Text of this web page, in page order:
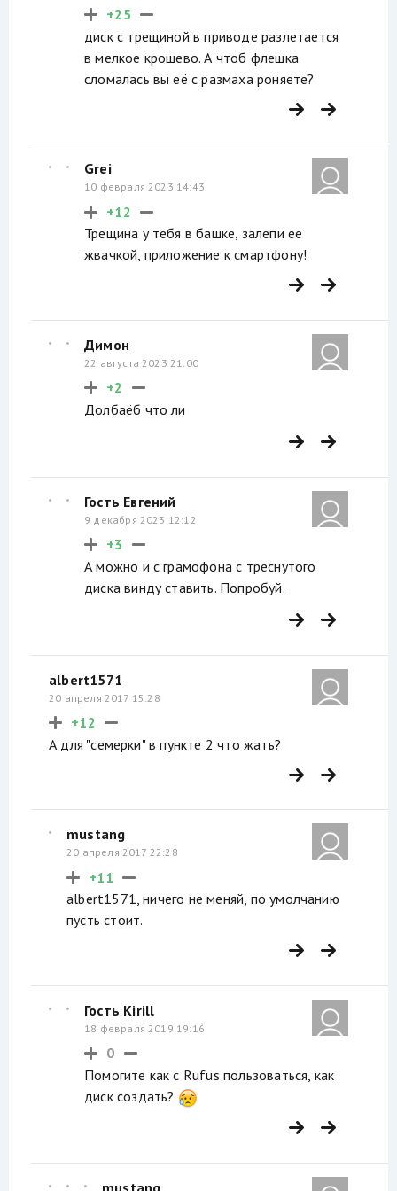
+25
диск с трещиной в приводе разлетается
в мелкое крошево. А чтоб флешка
сломалась вы её с размаха роняете?
Grei
10 февраля 2023 14:43
+12
Трещина у тебя в башке, залепи ее
жвачкой, приложение к смартфону!
Димон
22 августа 2023 21:00
+2
Долбаёб что ли
Гость Евгений
9 декабря 2023 12:12
+3
А можно и с грамофона с треснутого
диска винду ставить. Попробуй.
albert1571
20 апреля 2017 15:28
+12
А для "семерки" в пункте 2 что жать?
mustang
20 апреля 2017 22:28
+11
albert1571, ничего не меняй, по умолчанию
пусть стоит.
Гость Kirill
18 февраля 2019 19:16
0
Помогите как с Rufus пользоваться, как
диск создать?
mustang